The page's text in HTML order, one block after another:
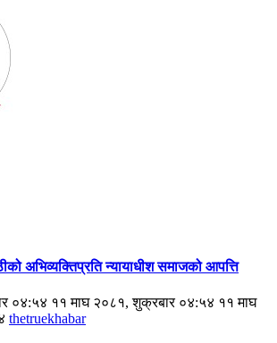
अभिव्यक्तिप्रति न्यायाधीश समाजको आपत्ति
०४:५४ ११ माघ २०८१, शुक्रबार ०४:५४ ११ माघ
thetruekhabar